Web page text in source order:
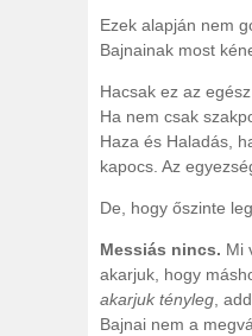
Ezek alapján nem
Bajnainak most
Hacsak ez az
Ha nem csak
Haza és Haladás,
kapocs. Az
De, hogy őszinte
Messiás nincs. Mi
akarjuk, hogy
akarjuk tényleg ,
Bajnai nem a